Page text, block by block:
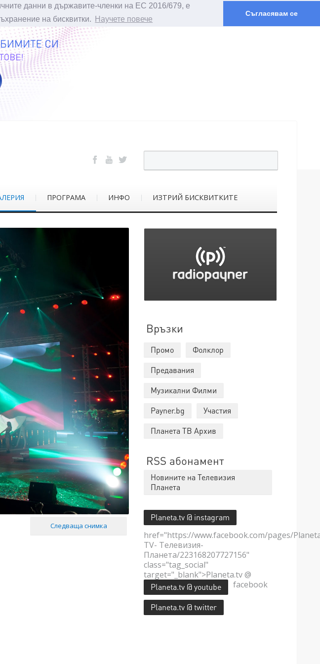
данни в държавите-членки на ЕС 2016/679, е
на бисквитки.
Научете повече
Съгласявам се
ПРОГРАМА ИНФО ИЗТРИЙ БИСКВИТКИТЕ
Следваща снимка
Връзки
Промо
Фолклор
Предавания
Музикални Филми
Payner.bg
Участия
Планета ТВ Архив
RSS абонамент
Новините на Телевизия
Планета
Planeta.tv @ instagram
href="https://www.facebook.com/pages/
TV- Телевизия-
Планета/223168207727156"
class="tag_social"
target="_blank">Planeta.tv @
facebook
Planeta.tv @ youtube
Planeta.tv @ twitter